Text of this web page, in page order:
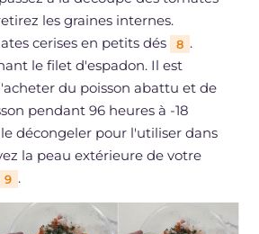
les graines internes.
cerises en petits dés
8 .
le filet d'espadon. Il est
du poisson abattu et de
pendant 96 heures à -18
décongeler pour l'utiliser dans
la peau extérieure de votre
9 .